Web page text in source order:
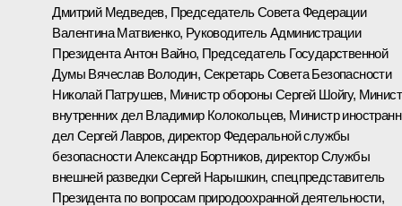
Дмитрий Медведев, Председатель Совета Федерации
Валентина Матвиенко, Руководитель Администрации
ПрезидентаАнтон Вайно, Председатель Государственной
Думы Вячеслав Володин, Секретарь Совета Безопасности
Николай Патрушев, Министр обороны Сергей Шойгу,
внутренних дел Владимир Колокольцев, Министр
дел Сергей Лавров, директор Федеральной службы
безопасностиАлександр Бортников, директор Службы
внешней разведкиСергей Нарышкин, спецпредставитель
Президента по вопросам природоохранной деятельности,